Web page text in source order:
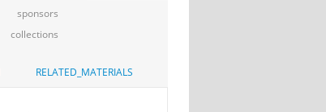
sponsors
collections
RELATED_MATERIALS